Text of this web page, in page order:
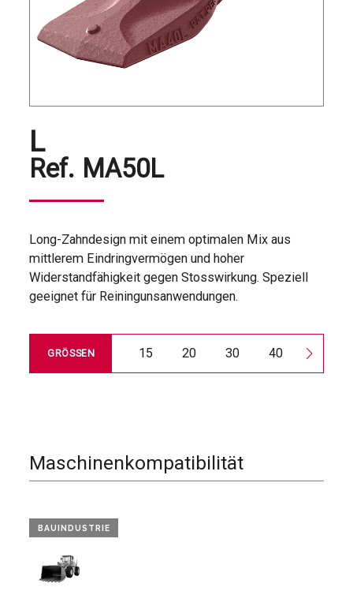
L
Ref. MA50L
Long-Zahndesign mit einem optimalen Mix aus
mittlerem Eindringvermögen und hoher
Widerstandfähigkeit gegen Stosswirkung. Speziell
geeignet für Reiningunsanwendungen.
GRÖSSEN 15 20 30 40 50
Maschinenkompatibilität
BAUINDUSTRIE